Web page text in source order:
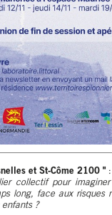
et St-Côme 2100 "
collectif pour
long, face aux risques
enfants ?